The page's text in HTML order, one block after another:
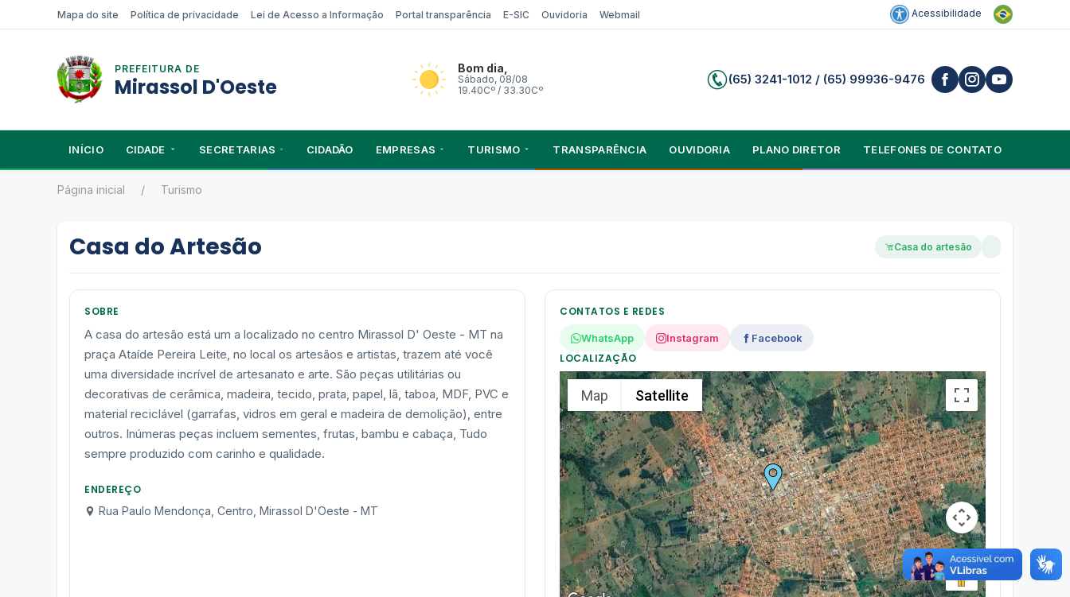
Mapa do site Política de privacidade Lei de Acesso a Informação Portal transparência E-SIC Ouvidoria Webmail Acessibilidade
PREFEITURA DE
Mirassol D'Oeste
Bom dia,
Sábado, 08/08
19.40Cº / 33.30Cº
(65) 3241-1012 / (65) 99936-9476
INÍCIO CIDADE SECRETARIAS CIDADÃO EMPRESAS TURISMO TRANSPARÊNCIA OUVIDORIA PLANO DIRETOR TELEFONES DE CONTATO
Página inicial Turismo
Casa do Artesão Casa do artesão
SOBRE
A casa do artesão está um a localizado no centro Mirassol D' Oeste - MT na
praça Ataíde Pereira Leite, no local os artesãos e artistas, trazem até você
uma diversidade incrível de artesanato e arte. São peças utilitárias ou
decorativas de cerâmica, madeira, tecido, prata, papel, lã, taboa, MDF, PVC e
material reciclável (garrafas, vidros em geral e madeira de demolição), entre
outros. Inúmeras peças incluem sementes, frutas, bambu e cabaça, Tudo
sempre produzido com carinho e qualidade.
ENDEREÇO
Rua Paulo Mendonça, Centro, Mirassol D'Oeste - MT
CONTATOS E REDES
WhatsApp Instagram Facebook
LOCALIZAÇÃO
Map Satellite